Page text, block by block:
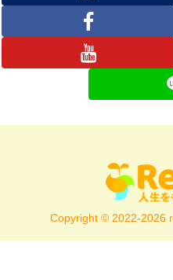
Copyright © 2022-2026